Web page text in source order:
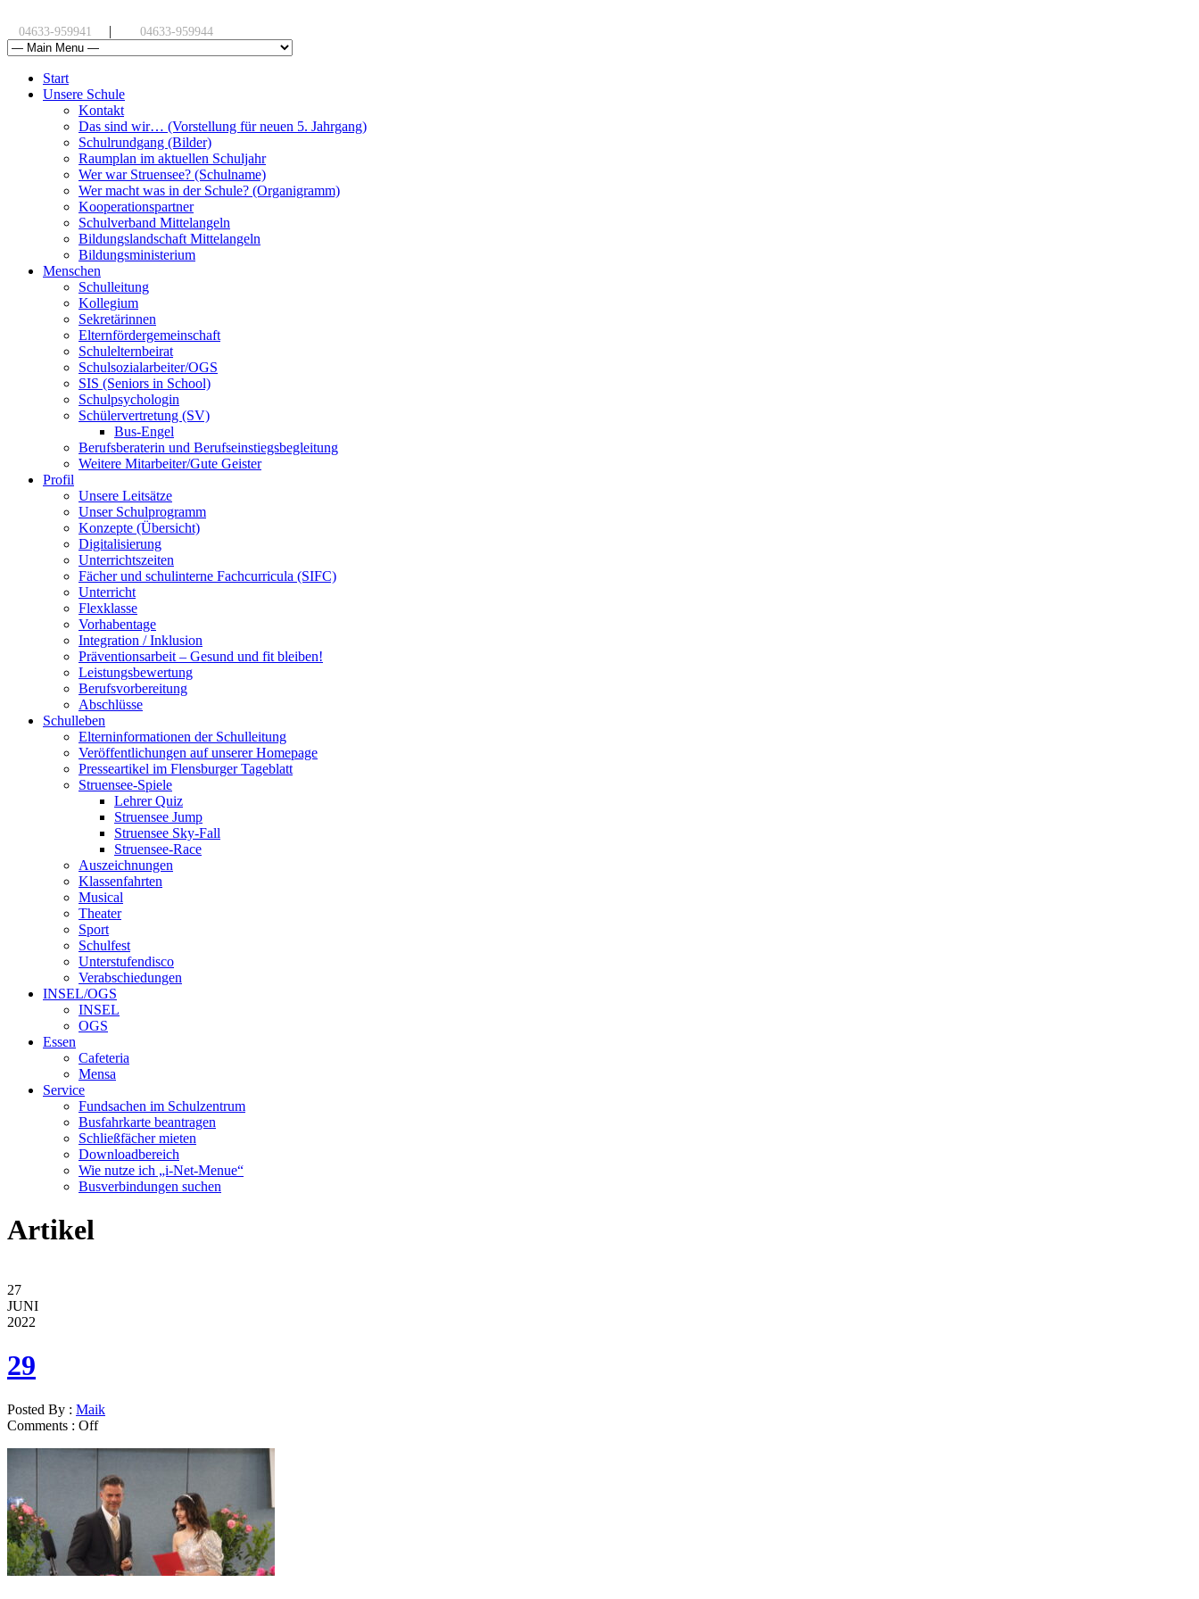
04633-959941 | 04633-959944
Start
Unsere Schule
Kontakt
Das sind wir… (Vorstellung für neuen 5. Jahrgang)
Schulrundgang (Bilder)
Raumplan im aktuellen Schuljahr
Wer war Struensee? (Schulname)
Wer macht was in der Schule? (Organigramm)
Kooperationspartner
Schulverband Mittelangeln
Bildungslandschaft Mittelangeln
Bildungsministerium
Menschen
Schulleitung
Kollegium
Sekretärinnen
Elternfördergemeinschaft
Schulelternbeirat
Schulsozialarbeiter/OGS
SIS (Seniors in School)
Schulpsychologin
Schülervertretung (SV)
Bus-Engel
Berufsberaterin und Berufseinstiegsbegleitung
Weitere Mitarbeiter/Gute Geister
Profil
Unsere Leitsätze
Unser Schulprogramm
Konzepte (Übersicht)
Digitalisierung
Unterrichtszeiten
Fächer und schulinterne Fachcurricula (SIFC)
Unterricht
Flexklasse
Vorhabentage
Integration / Inklusion
Präventionsarbeit – Gesund und fit bleiben!
Leistungsbewertung
Berufsvorbereitung
Abschlüsse
Schulleben
Elterninformationen der Schulleitung
Veröffentlichungen auf unserer Homepage
Presseartikel im Flensburger Tageblatt
Struensee-Spiele
Lehrer Quiz
Struensee Jump
Struensee Sky-Fall
Struensee-Race
Auszeichnungen
Klassenfahrten
Musical
Theater
Sport
Schulfest
Unterstufendisco
Verabschiedungen
INSEL/OGS
INSEL
OGS
Essen
Cafeteria
Mensa
Service
Fundsachen im Schulzentrum
Busfahrkarte beantragen
Schließfächer mieten
Downloadbereich
Wie nutze ich „i-Net-Menue“
Busverbindungen suchen
Artikel
27
JUNI
2022
29
Posted By : Maik
Comments : Off